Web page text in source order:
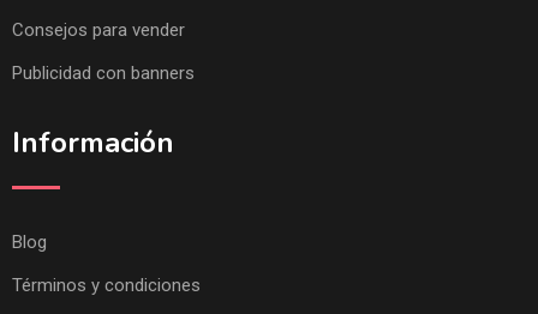
Consejos para vender
Publicidad con banners
Información
Blog
Términos y condiciones